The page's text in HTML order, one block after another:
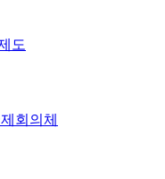
도
회의체